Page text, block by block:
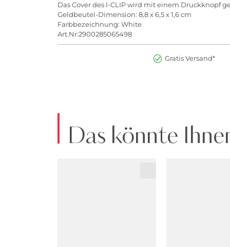
Das Cover des I-CLIP wird mit einem Druckknopf
Geldbeutel-Dimension: 8,8 x 6,5 x 1,6 cm
Farbbezeichnung: White
Art.Nr:2900285065498
Gratis Versand*
Das könnte